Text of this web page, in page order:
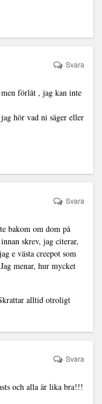
förlåt , jag kan inte
hör vad ni säger eller
Svara
bakom om dom på
skrev, jag citerar,
e västa creepot som
menar, hur mycket
alltid otroligt
Svara
och alla är lika bra!!!
Svara